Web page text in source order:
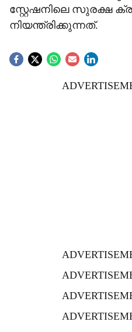
സ്റ്റേഷനിലെ സുരക്ഷ
നിയന്ത്രിക്കുന്നത്.